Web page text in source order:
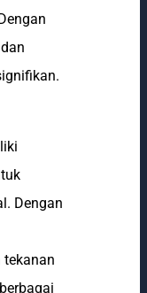
Dengan